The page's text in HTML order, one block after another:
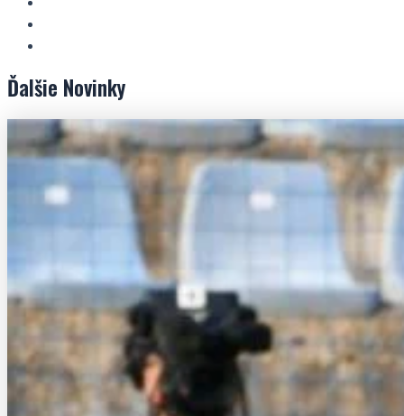
Ďalšie Novinky